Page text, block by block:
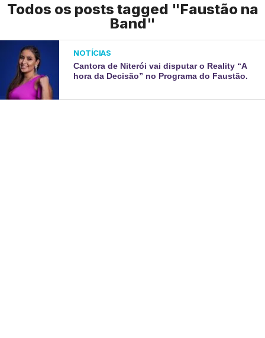
Todos os posts tagged "Faustão na
Band"
NOTÍCIAS
Cantora de Niterói vai disputar o Reality “A
hora da Decisão” no Programa do Faustão.